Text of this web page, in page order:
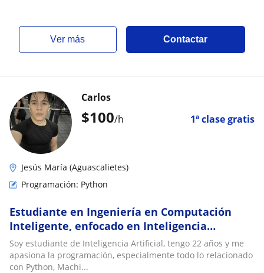
ver más Contactar
$100/h 1ª clase gratis
Carlos
Jesús María (Aguascalietes)
Programación: Python
Estudiante en Ingeniería en Computación
Inteligente, enfocado en Inteligencia
Artificial
Soy estudiante de Inteligencia Artificial, tengo 22 años y me
apasiona la programación, especialmente todo lo relacionado
con Python, Machi...